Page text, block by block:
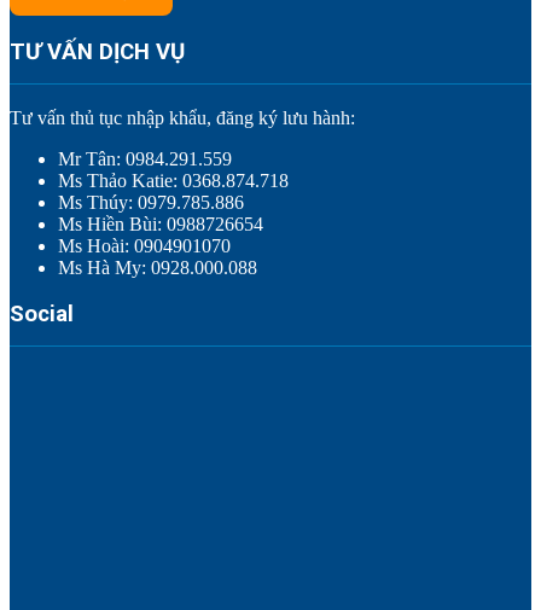
TƯ VẤN DỊCH VỤ
Tư vấn thủ tục nhập khẩu, đăng ký lưu hành:
Mr Tân: 0984.291.559
Ms Thảo Katie: 0368.874.718
Ms Thúy: 0979.785.886
Ms Hiền Bùi: 0988726654
Ms Hoài: 0904901070
Ms Hà My: 0928.000.088
Social